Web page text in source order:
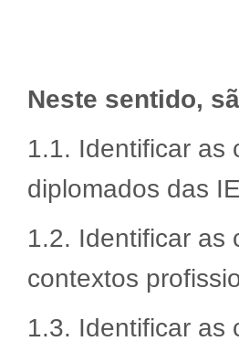
Neste sentido,
1.1. Identificar as
diplomados das
1.2. Identificar as
contextos
1.3. Identificar as